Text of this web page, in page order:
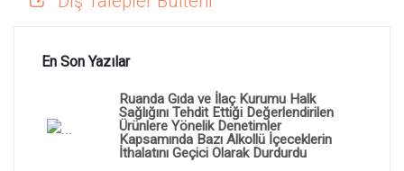
En Son Yazılar
Ruanda Gıda ve İlaç Kurumu Halk
Sağlığını Tehdit Ettiği Değerlendirilen
Ürünlere Yönelik Denetimler
Kapsamında Bazı Alkollü İçeceklerin
İthalatını Geçici Olarak Durdurdu